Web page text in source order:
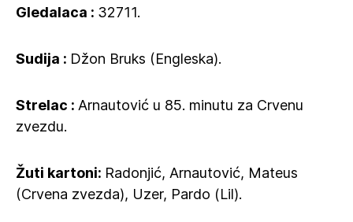
Gledalaca : 32711.
Sudija : Džon Bruks (Engleska).
Strelac : Arnautović u 85. minutu za Crvenu
zvezdu.
Žuti kartoni: Radonjić, Arnautović, Mateus
(Crvena zvezda), Uzer, Pardo (Lil).